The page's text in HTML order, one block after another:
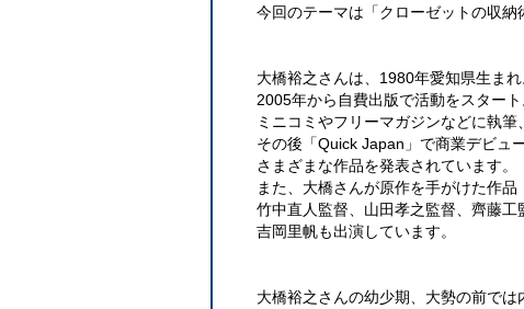
今回のテーマは「クローゼットの収納
大橋裕之さんは、1980年愛知県生まれ
2005年から自費出版で活動をスタート
ミニコミやフリーマガジンなどに執筆、
その後「Quick Japan」で商業デビュ
さまざまな作品を発表されています。
また、大橋さんが原作を手がけた作
竹中直人監督、山田孝之監督、齊藤工
吉岡里帆も出演しています。
大橋裕之さんの幼少期、大勢の前では